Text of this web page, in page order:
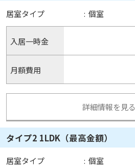
居室タイプ : 個室
入居一時金
月額費用
詳細情報を見る
タイプ2 1LDK（最高金額）
居室タイプ : 個室